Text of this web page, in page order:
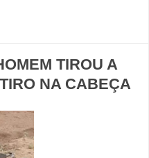
TIROU A
NA CABEÇA